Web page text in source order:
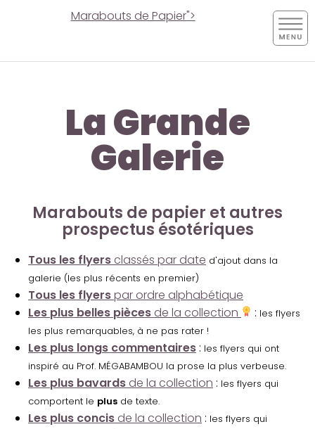
Marabouts de Papier">
La Grande
Galerie
Marabouts de papier et autres
prospectus ésotériques
Tous les flyers classés par date d'ajout dans la
galerie (les plus récents en premier)
Tous les flyerspar ordre alphabétique
Les plus belles pièces de la collection : les flyers
les plus remarquables, à ne pas rater !
Les plus longs commentaires : les flyers qui ont
inspiré au Prof. MÉGABAMBOU la prose la plus verbeuse.
Les plus bavards de la collection : les flyers qui
comportent le plus de texte.
Les plus concis de la collection : les flyers qui